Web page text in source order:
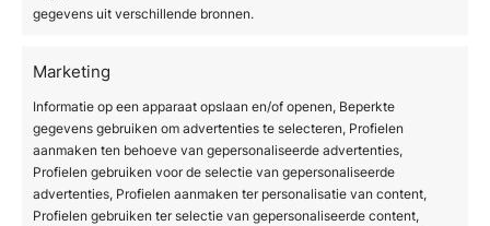
gegevens uit verschillende bronnen.
Marketing
Informatie op een apparaat opslaan en/of openen, Beperkte
gegevens gebruiken om advertenties te selecteren, Profielen
aanmaken ten behoeve van gepersonaliseerde advertenties,
Profielen gebruiken voor de selectie van gepersonaliseerde
advertenties, Profielen aanmaken ter personalisatie van content,
Profielen gebruiken ter selectie van gepersonaliseerde content,
Wat wij voor jou doen:
Persoonlijk advies over de juiste
apparatuur op basis van jouw specialisatie
en behandeldoelen
Maatwerktrainingen zodat jij en jouw team
het maximale uit elk apparaat halen